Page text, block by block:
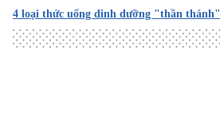
4 loại thức uống dinh dưỡng "thần thánh"